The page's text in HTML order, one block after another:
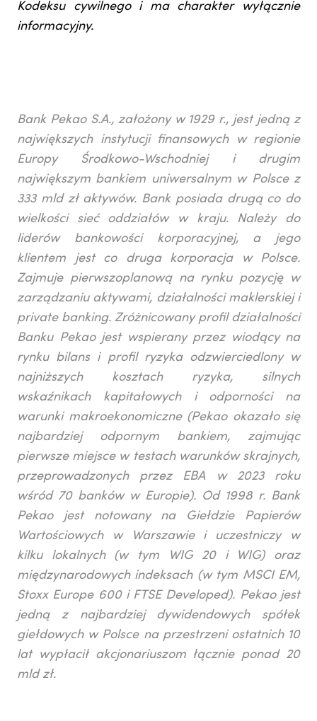
Kodeksu cywilnego i ma charakter wyłącznie
informacyjny.
Bank Pekao S.A., założony w 1929 r., jest jedną z
największych instytucji finansowych w regionie
Europy Środkowo-Wschodniej i drugim
największym bankiem uniwersalnym w Polsce z
333 mld zł aktywów. Bank posiada drugą co do
wielkości sieć oddziałów w kraju. Należy do
liderów bankowości korporacyjnej, a jego
klientem jest co druga korporacja w Polsce.
Zajmuje pierwszoplanową na rynku pozycję w
zarządzaniu aktywami, działalności maklerskiej i
private banking. Zróżnicowany profil działalności
Banku Pekao jest wspierany przez wiodący na
rynku bilans i profil ryzyka odzwierciedlony w
najniższych kosztach ryzyka, silnych
wskaźnikach kapitałowych i odporności na
warunki makroekonomiczne (Pekao okazało się
najbardziej odpornym bankiem, zajmując
pierwsze miejsce w testach warunków skrajnych,
przeprowadzonych przez EBA w 2023 roku
wśród 70 banków w Europie). Od 1998 r. Bank
Pekao jest notowany na Giełdzie Papierów
Wartościowych w Warszawie i uczestniczy w
kilku lokalnych (w tym WIG 20 i WIG) oraz
międzynarodowych indeksach (w tym MSCI EM,
Stoxx Europe 600 i FTSE Developed). Pekao jest
jedną z najbardziej dywidendowych spółek
giełdowych w Polsce na przestrzeni ostatnich 10
lat wypłacił akcjonariuszom łącznie ponad 20
mld zł.